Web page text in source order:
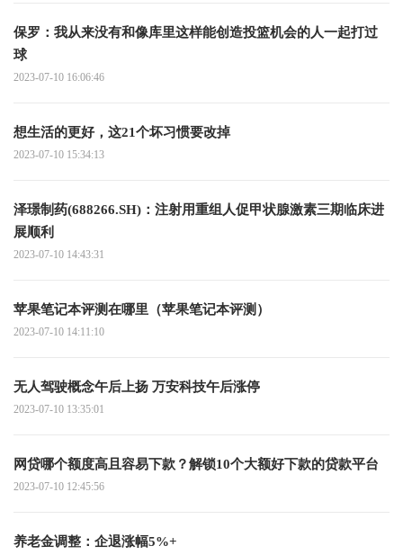
保罗：我从来没有和像库里这样能创造投篮机会的人一起打过
球
2023-07-10 16:06:46
想生活的更好，这21个坏习惯要改掉
2023-07-10 15:34:13
泽璟制药(688266.SH)：注射用重组人促甲状腺激素三期临床进
展顺利
2023-07-10 14:43:31
苹果笔记本评测在哪里（苹果笔记本评测）
2023-07-10 14:11:10
无人驾驶概念午后上扬 万安科技午后涨停
2023-07-10 13:35:01
网贷哪个额度高且容易下款？解锁10个大额好下款的贷款平台
2023-07-10 12:45:56
养老金调整：企退涨幅5%+